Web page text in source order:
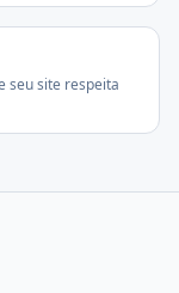
seu site respeita